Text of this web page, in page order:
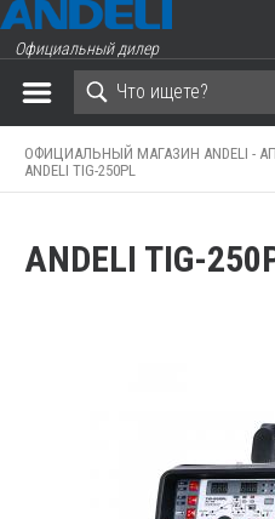
Официальный дилер
ОФИЦИАЛЬНЫЙ МАГАЗИН ANDELI -
ANDELI TIG-250PL
ANDELI TIG-